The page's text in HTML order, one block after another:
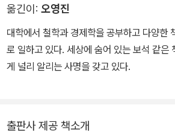
자들이 ‘부모에게 가장 많이 선물하는 책’으
냈다. 그 후 그는 본격적으로 ‘Hear Your
ooks.com)’라는 회사를 창업했고, 자신이
기록으로 남기고자 하는 독자들의 열망을 돕
받고 있다.
옮긴이: 오영진
대학에서 철학과 경제학을 공부하고 다양한
로 일하고 있다. 세상에 숨어 있는 보석 같은
게 널리 알리는 사명을 갖고 있다.
출판사 제공 책소개